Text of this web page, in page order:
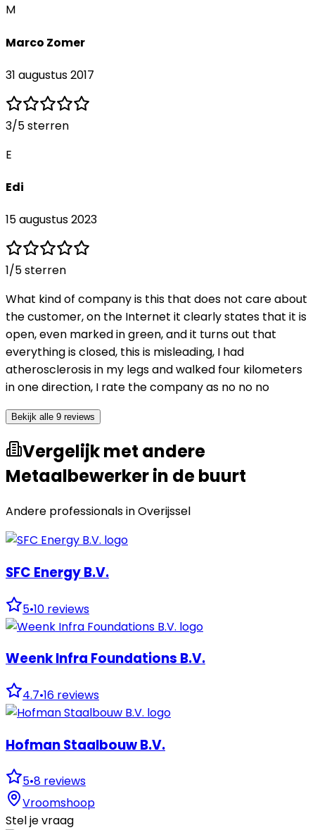
M
Marco Zomer
31 augustus 2017
3/5 sterren
E
Edi
15 augustus 2023
1/5 sterren
What kind of company is this that does not care about
the customer, on the Internet it clearly states that it is
open, even marked in green, and it turns out that
everything is closed, this is misleading, I had
atherosclerosis in my legs and walked four kilometers
in one direction, I rate the company as no no no
Bekijk alle 9 reviews
Vergelijk met andere
Metaalbewerker in de buurt
Andere professionals inOverijssel
SFC Energy B.V.
5•10 reviews
Weenk Infra Foundations B.V.
4.7•16 reviews
Hofman Staalbouw B.V.
5•8 reviews
Vroomshoop
Stel je vraag